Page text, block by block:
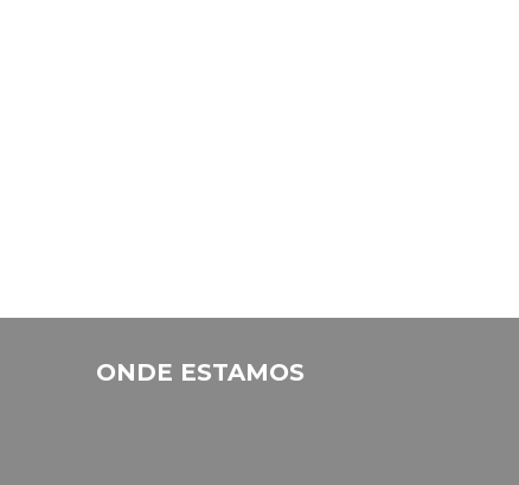
ONDE ESTAMOS